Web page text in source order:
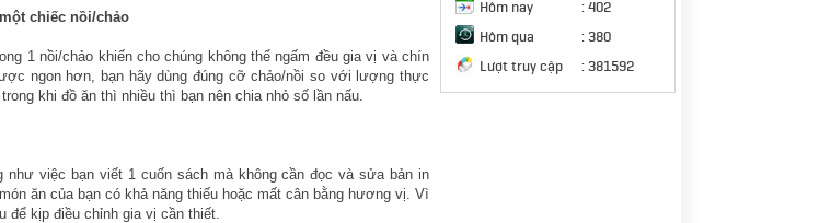
chiếc nồi/chảo
1 nồi/chảo khiến cho chúng không thể ngấm đều gia vị và chín
ngon hơn, bạn hãy dùng đúng cỡ chảo/nồi so với lượng thực
khi đồ ăn thì nhiều thì bạn nên chia nhỏ số lần nấu.
như việc bạn viết 1 cuốn sách mà không cần đọc và sửa bản in
ăn của bạn có khả năng thiếu hoặc mất cân bằng hương vị. Vì
để kịp điều chỉnh gia vị cần thiết.
Hôm nay
:402
Hôm qua
:380
Lượt truy cập
:381592